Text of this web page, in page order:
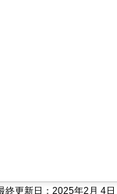
終更新日：2025年2月 4日